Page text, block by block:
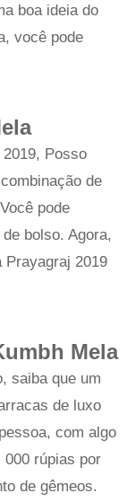
boa ideia do
você pode
Posso
de
pode
bolso. Agora,
Prayagraj 2019
Mela
saiba que um
de luxo
com algo
rúpias por
de gêmeos.